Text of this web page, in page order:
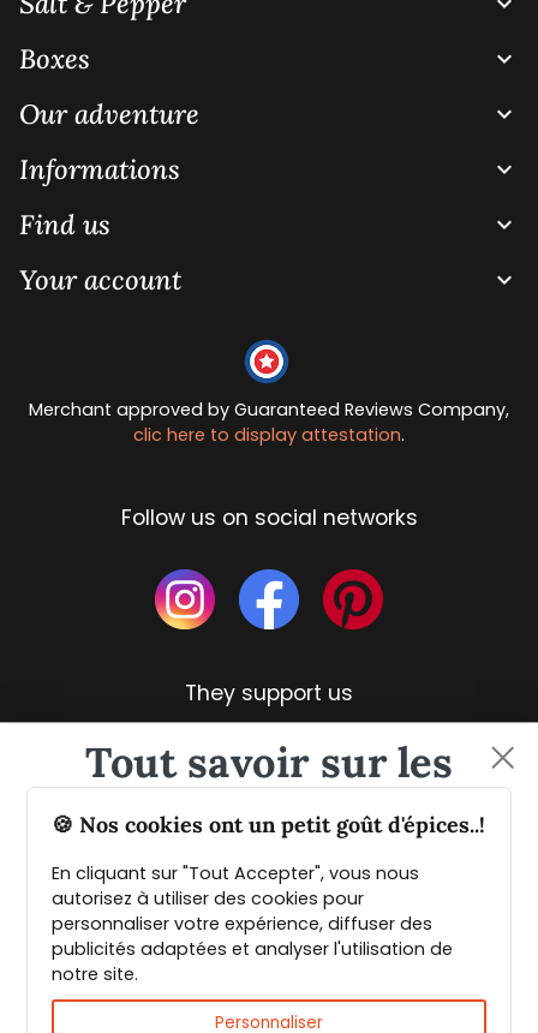
Boxes 
Our adventure 
Informations 
Find us 
Your account 
Merchant approved by Guaranteed Reviews Company,
clic here to display attestation.
Follow us on social networks
They support us
🍪 Nos cookies ont un petit goût d'épices..!
En cliquant sur "Tout Accepter", vous nous
autorisez à utiliser des cookies pour
personnaliser votre expérience, diffuser des
publicités adaptées et analyser l'utilisation de
notre site.
Personnaliser
Tout savoir sur les
épices et leurs usages
Guide PDF offert !
Inscrivez vous à notre Newsletter et
téléchargez gratuitement le guide des
épices de Max Daumin,un guide numérique